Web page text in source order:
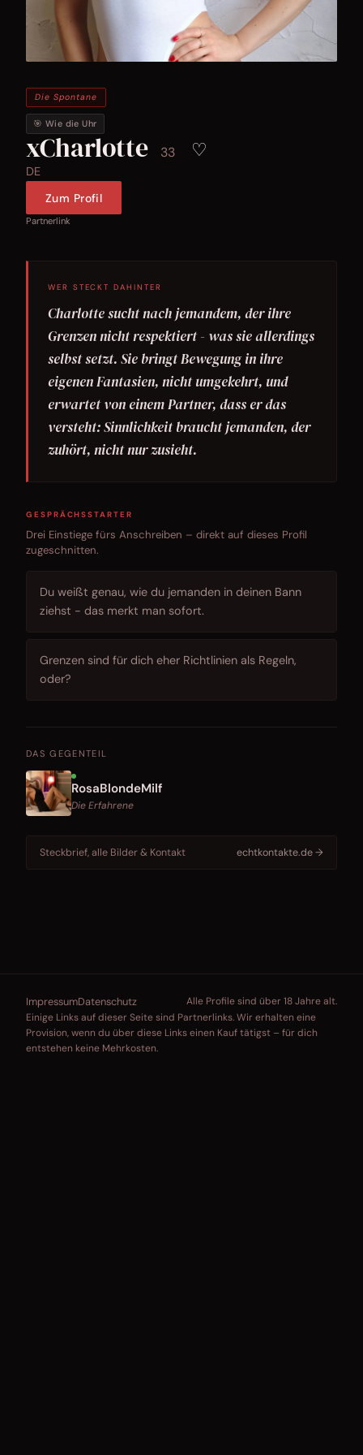
Die Spontane
🎯 Wie die Uhr
xCharlotte 33 ♡
DE
Zum Profil
Partnerlink
WER STECKT DAHINTER
Charlotte sucht nach jemandem, der ihre
Grenzen nicht respektiert - was sie allerdings
selbst setzt. Sie bringt Bewegung in ihre
eigenen Fantasien, nicht umgekehrt, und
erwartet von einem Partner, dass er das
versteht: Sinnlichkeit braucht jemanden, der
zuhört, nicht nur zusieht.
GESPRÄCHSSTARTER
Drei Einstiege fürs Anschreiben – direkt auf dieses Profil
zugeschnitten.
Du weißt genau, wie du jemanden in deinen Bann
ziehst - das merkt man sofort.
Grenzen sind für dich eher Richtlinien als Regeln,
oder?
DAS GEGENTEIL
RosaBlondeMilf
Die Erfahrene
Steckbrief, alle Bilder & Kontakt echtkontakte.de →
ImpressumDatenschutz
Alle Profile sind über 18 Jahre alt.
Einige Links auf dieser Seite sind Partnerlinks. Wir erhalten eine
Provision, wenn du über diese Links einen Kauf tätigst – für dich
entstehen keine Mehrkosten.